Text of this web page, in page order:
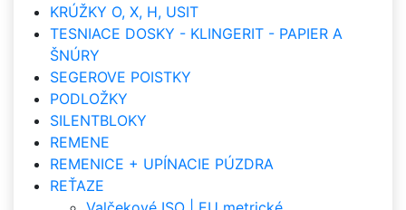
KRÚŽKY O, X, H, USIT
TESNIACE DOSKY - KLINGERIT - PAPIER A
ŠNÚRY
SEGEROVE POISTKY
PODLOŽKY
SILENTBLOKY
REMENE
REMENICE + UPÍNACIE PÚZDRA
REŤAZE